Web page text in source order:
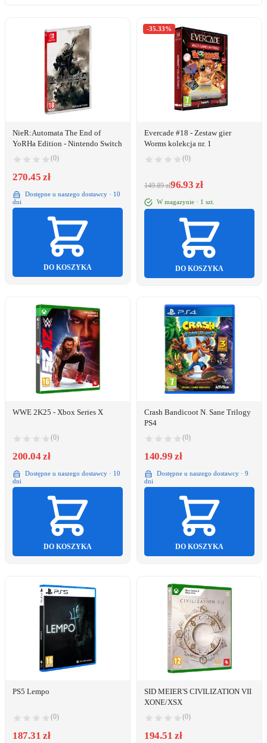
NieR:Automata The End of
YoRHa Edition - Nintendo Switch
(0)
270.45 zł
Dostępne u naszego dostawcy · 10
dni
DO KOSZYKA
-35.33%
Evercade #18 - Zestaw gier
Worms kolekcja nr. 1
(0)
149.89 zł96.93 zł
W magazynie · 1 szt.
DO KOSZYKA
WWE 2K25 - Xbox Series X
(0)
200.04 zł
Dostępne u naszego dostawcy · 10
dni
DO KOSZYKA
Crash Bandicoot N. Sane Trilogy
PS4
(0)
140.99 zł
Dostępne u naszego dostawcy · 9
dni
DO KOSZYKA
PS5 Lempo
(0)
187.31 zł
SID MEIER'S CIVILIZATION VII
XONE/XSX
(0)
194.51 zł